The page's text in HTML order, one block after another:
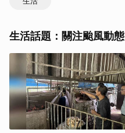
生活話題：關注颱風動態